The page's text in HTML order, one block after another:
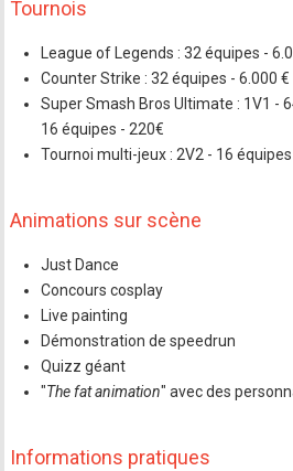
Tournois
League of Legends : 32 équipes -
Counter Strike : 32 équipes - 6.000 €
Super Smash Bros Ultimate : 1V1 -
16 équipes - 220€
Tournoi multi-jeux : 2V2 - 16
Animations sur scène
Just Dance
Concours cosplay
Live painting
Démonstration de speedrun
Quizz géant
"The fat animation" avec des
Informations pratiques